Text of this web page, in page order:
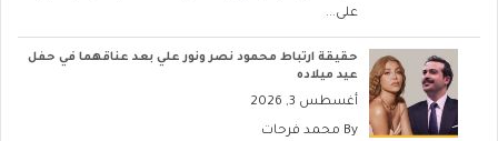
على...
حقيقة ارتباط محمود نصر ونور علي بعد عناقهما في حفل
عيد ميلاده
أغسطس 3, 2026
By محمد فرحات